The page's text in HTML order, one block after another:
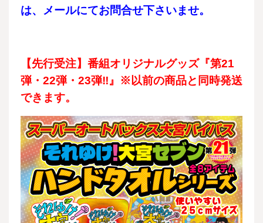
は、メールにてお問合せ下さいませ。
【先行受注】番組オリジナルグッズ『第21
弾・22弾・23弾‼』※以前の商品と同時発送
できます。